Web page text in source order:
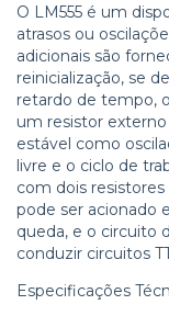
O LM555 é um
atrasos ou
adicionais são
reinicialização, se
retardo de tempo,
um resistor
estável como
livre e o ciclo de
com dois
pode ser acionado
queda, e o circuito
conduzir circuitos
Especificações